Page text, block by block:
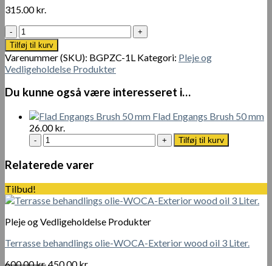
315.00kr.
Bambus
Ground
Protector
1L
antal
Tilføj til kurv
Varenummer (SKU): BGPZC-1L Kategori: Pleje og
Vedligeholdelse Produkter
Du kunne også være interesseret i…
Flad Engangs Brush 50 mm
26.00kr.
Flad
Engangs
Brush
50
mm
antal
Tilføj til kurv
Relaterede varer
Tilbud!
Pleje og Vedligeholdelse Produkter
Terrasse behandlings olie-WOCA-Exterior wood oil 3 Liter.
600.00kr.Den
450.00kr.